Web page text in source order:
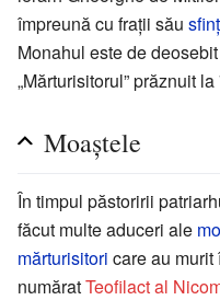
împreună cu frații său
Monahul este de
„Mărturisitorul” prăznuit
Moaștele
În timpul păstoririi
făcut multe aduceri ale
mărturisitori care au
număratTeofilact al